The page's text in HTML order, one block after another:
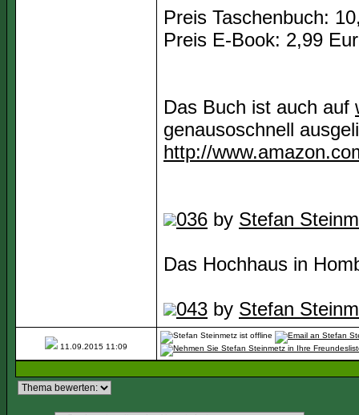
Preis Taschenbuch:
Preis E-Book: 2,99
Das Buch ist auch auf
genausoschnell
http://
036 by Stefan
Das Hochhaus in
043 by Stefan
11.09.2015 11:09